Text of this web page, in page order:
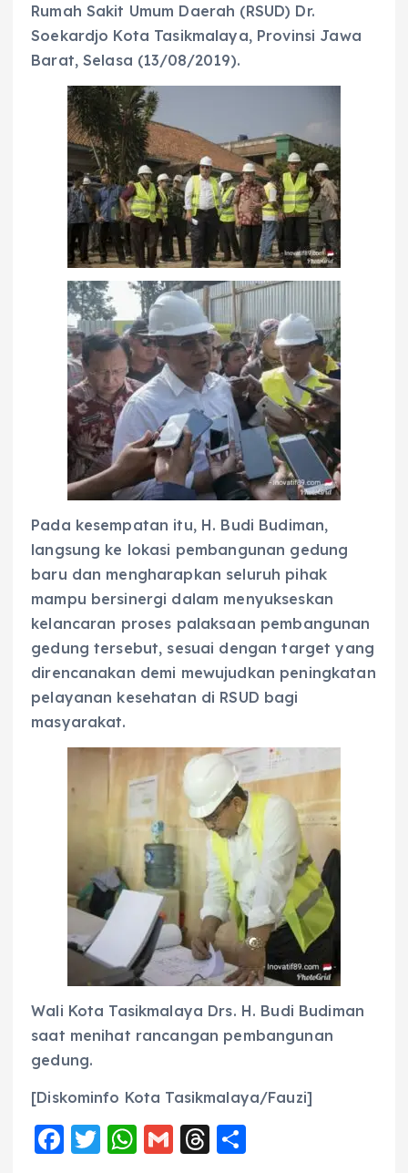
Rumah Sakit Umum Daerah (RSUD) Dr.
Soekardjo Kota Tasikmalaya, Provinsi Jawa
Barat, Selasa (13/08/2019).
Pada kesempatan itu, H. Budi Budiman,
langsung ke lokasi pembangunan gedung
baru dan mengharapkan seluruh pihak
mampu bersinergi dalam menyukseskan
kelancaran proses palaksaan pembangunan
gedung tersebut, sesuai dengan target yang
direncanakan demi mewujudkan peningkatan
pelayanan kesehatan di RSUD bagi
masyarakat.
Wali Kota Tasikmalaya Drs. H. Budi Budiman
saat menihat rancangan pembangunan
gedung.
[Diskominfo Kota Tasikmalaya/Fauzi]
F
T
W G T